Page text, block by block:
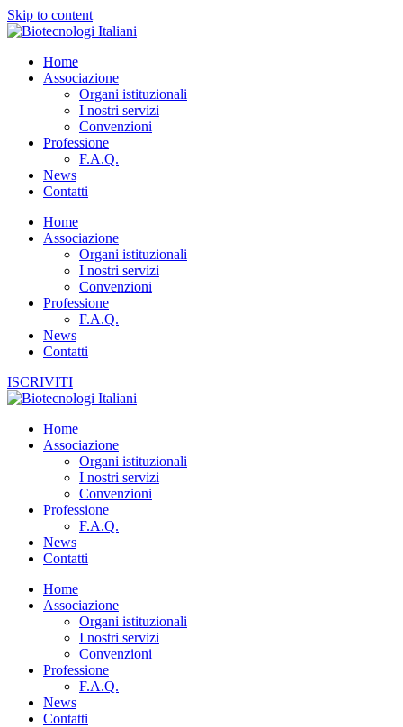
Skip to content
Home
Associazione
Organi istituzionali
I nostri servizi
Convenzioni
Professione
F.A.Q.
News
Contatti
Home
Associazione
Organi istituzionali
I nostri servizi
Convenzioni
Professione
F.A.Q.
News
Contatti
ISCRIVITI
Home
Associazione
Organi istituzionali
I nostri servizi
Convenzioni
Professione
F.A.Q.
News
Contatti
Home
Associazione
Organi istituzionali
I nostri servizi
Convenzioni
Professione
F.A.Q.
News
Contatti